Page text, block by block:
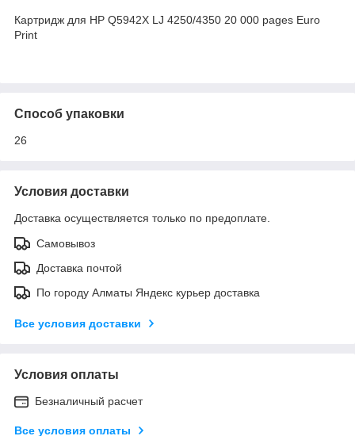
Картридж для HP Q5942X LJ 4250/4350 20 000 pages Euro
Print
Способ упаковки
26
Условия доставки
Доставка осуществляется только по предоплате.
Самовывоз
Доставка почтой
По городу Алматы Яндекс курьер доставка
Все условия доставки
Условия оплаты
Безналичный расчет
Все условия оплаты